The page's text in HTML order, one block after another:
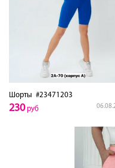
Шорты #23471203
230руб